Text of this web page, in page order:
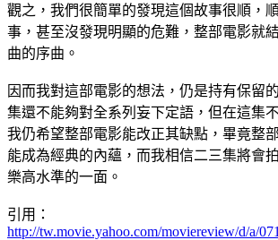
觀之，我們很簡單的發現這個故事很順，
事，甚至沒發現明顯的危難，整部電影就
曲的序曲。
因而我對這部電影的想法，仍是持有保留
集還不能夠對全系列妄下定語，但在這集
我仍希望整部電影能改正其缺點，畢竟整
能成為經典的內蘊，而我相信二三集將會
樂高水準的一面。
引用：
http://tw.movie.yahoo.com/moviereview/d/a/